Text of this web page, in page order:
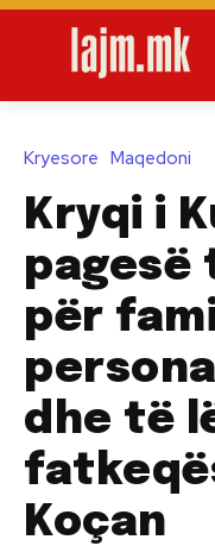
Kryesore Maqedoni
Kryqi i
pagesë
për
dhe të
Koçan